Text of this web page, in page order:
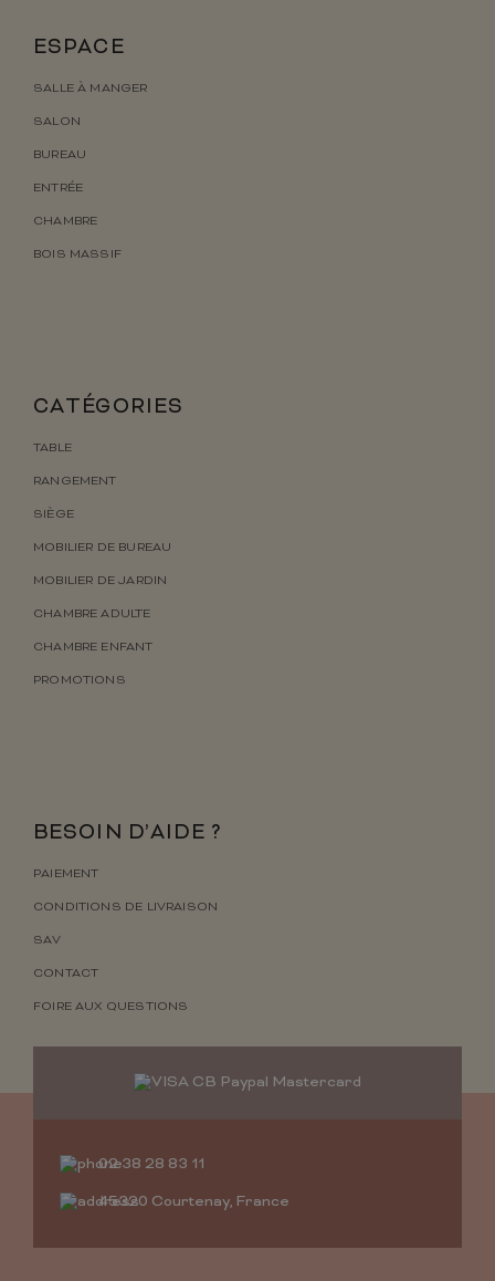
ESPACE
SALLE À MANGER
SALON
BUREAU
ENTRÉE
CHAMBRE
BOIS MASSIF
CATÉGORIES
TABLE
RANGEMENT
SIÈGE
MOBILIER DE BUREAU
MOBILIER DE JARDIN
CHAMBRE ADULTE
CHAMBRE ENFANT
PROMOTIONS
BESOIN D’AIDE ?
PAIEMENT
CONDITIONS DE LIVRAISON
SAV
CONTACT
FOIRE AUX QUESTIONS
02 38 28 83 11
45320 Courtenay, France